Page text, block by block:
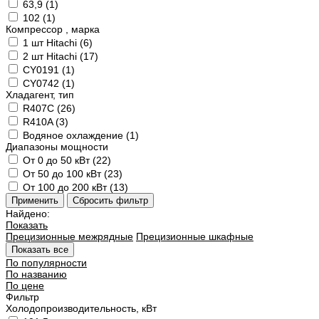
63,9 (1)
102 (1)
Компрессор , марка
1 шт Hitachi (6)
2 шт Hitachi (17)
CY0191 (1)
CY0742 (1)
Хладагент, тип
R407C (26)
R410A (3)
Водяное охлаждение (1)
Диапазоны мощности
От 0 до 50 кВт (22)
От 50 до 100 кВт (23)
От 100 до 200 кВт (13)
Найдено:
Показать
Прецизионные межрядные Прецизионные шкафные
Показать все
По популярности
По названию
По цене
Фильтр
Холодопроизводительность, кВт